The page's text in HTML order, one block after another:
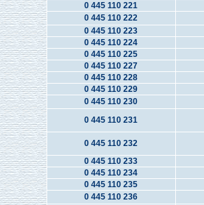
0 445 110 221
0 445 110 222
0 445 110 223
0 445 110 224
0 445 110 225
0 445 110 227
0 445 110 228
0 445 110 229
0 445 110 230
0 445 110 231
0 445 110 232
0 445 110 233
0 445 110 234
0 445 110 235
0 445 110 236